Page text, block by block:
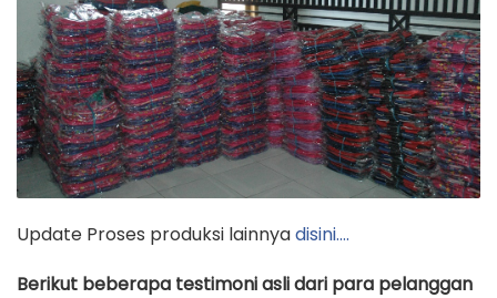
Update Proses produksi lainnyadisini….
Berikut beberapa testimoni asli dari para pelanggan